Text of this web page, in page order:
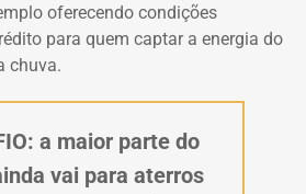
oferecendo condições
para quem captar a energia do
chuva.
a maior parte do
vai para aterros